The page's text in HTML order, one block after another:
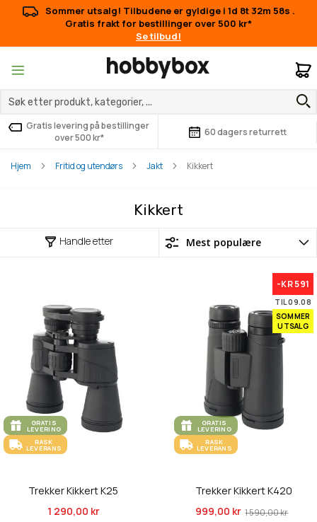
Sommer utsalg! Tilbudene er gyldige i 1d 8t 32m 58s .
Gratis frakt for bestillinger over 500 kr*
Se tilbud!
Gratis levering på bestillinger
over 500 kr*
60 dagers returrett
Hjem Fritid og utendørs Jakt Kikkert
Kikkert
Handle etter
GRATIS
LEVERING
RASK
LEVERANS
Trekker Kikkert K25
1 290,00 kr
-KR 591
TIL 09.08
SOMMER
UTSALG
GRATIS
LEVERING
RASK
LEVERANS
Trekker Kikkert K420
999,00 kr 1 590,00 kr